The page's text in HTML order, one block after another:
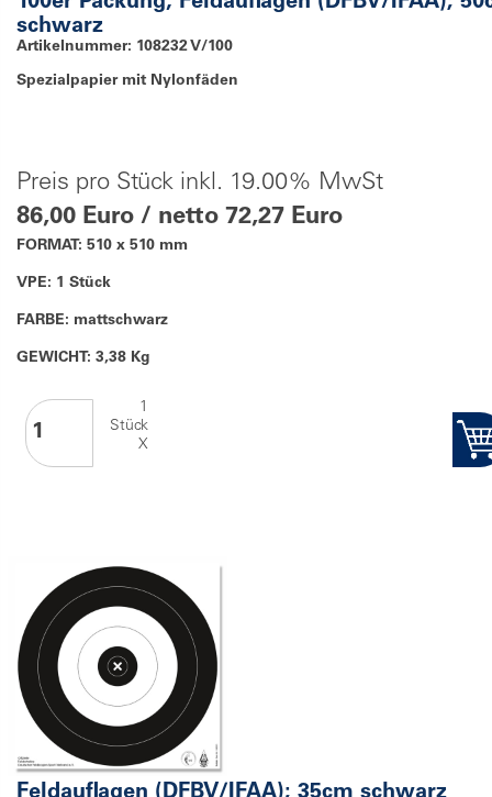
schwarz
Artikelnummer: 108232 V/100
Spezialpapier mit Nylonfäden
Preis pro Stück inkl. 19.00% MwSt
86,00 Euro / netto 72,27 Euro
FORMAT: 510 x 510 mm
VPE: 1 Stück
FARBE: mattschwarz
GEWICHT: 3,38 Kg
1
Stück
X